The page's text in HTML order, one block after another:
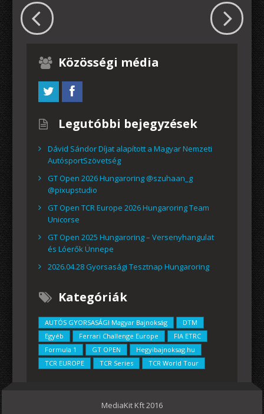
Közösségi média
Legutóbbi bejegyzések
Dávid Sándor Díjat alapított a Magyar Nemzeti
AutósportSzövetség
GT Open 2026 Hungaroring @szuhaan_g
@pixupstudio
GT Open TCR Europe 2026 Hungaroring Team
Unicorse
GT Open 2025 Hungaroring – Versenyhangulat
és Lóerők Ünnepe
2026.04.28 Gyorsasági Tesztnap Hungaroring
Kategóriák
AUTÓS GYORSASÁGI Magyar Bajnokság
DTM
Egyéb
Ferrari Challenge Europe
FIA ETRC
Formula 1
GT OPEN
Hegyibajnoksag.hu
TCR EUROPE
TCR Series TCR World Tour
MediaKit Kft 2016